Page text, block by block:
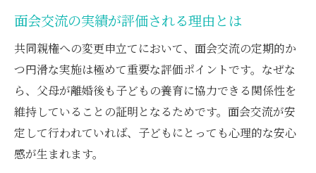
面会交流の実績が評価される理由とは
共同親権への変更申立てにおいて、面会交流の定期的か
つ円滑な実施は極めて重要な評価ポイントです。なぜな
ら、父母が離婚後も子どもの養育に協力できる関係性を
維持していることの証明となるためです。面会交流が安
定して行われていれば、子どもにとっても心理的な安心
感が生まれます。